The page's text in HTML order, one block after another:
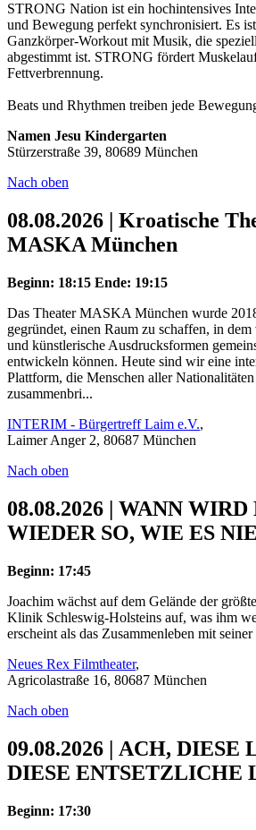
STRONG Nation ist ein hochintensives
und Bewegung perfekt synchronisiert. Es
Ganzkörper-Workout mit Musik, die
abgestimmt ist. STRONG fördert
Fettverbrennung.
Beats und Rhythmen treiben jede
Namen Jesu Kindergarten
Stürzerstraße 39, 80689 München
Nach oben
08.08.2026 | Kroatische
MASKA München
Beginn: 18:15 Ende: 19:15
Das Theater MASKA München wurde
gegründet, einen Raum zu schaffen, in
und künstlerische Ausdrucksformen
entwickeln können. Heute sind wir eine
Plattform, die Menschen aller
zusammenbri...
INTERIM - Bürgertreff Laim e.V.,
Laimer Anger 2, 80687 München
Nach oben
08.08.2026 | WANN
WIEDER SO, WIE ES
Beginn: 17:45
Joachim wächst auf dem Gelände der
Klinik Schleswig-Holsteins auf, was ihm
erscheint als das Zusammenleben mit
Neues Rex Filmtheater,
Agricolastraße 16, 80687 München
Nach oben
09.08.2026 | ACH, DIESE
DIESE ENTSETZLICHE
Beginn: 17:30